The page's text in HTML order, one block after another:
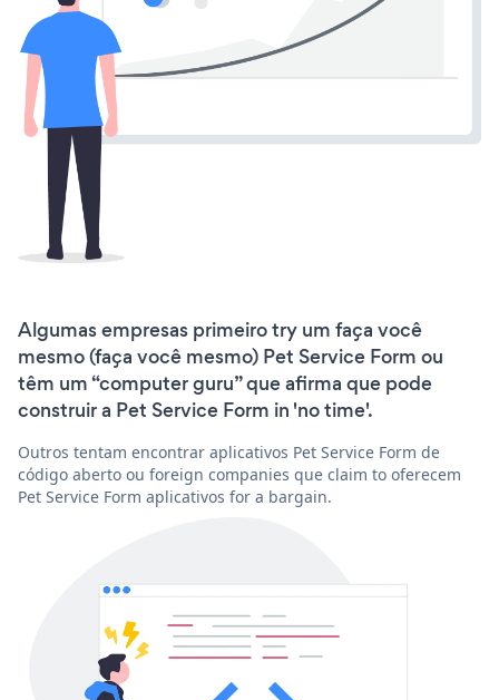
Algumas empresas primeiro try um faça você
mesmo (faça você mesmo) Pet Service Form ou
têm um “computer guru” que afirma que pode
construir a Pet Service Form in 'no time'.
Outros tentam encontrar aplicativos Pet Service Form de
código aberto ou foreign companies que claim to oferecem
Pet Service Form aplicativos for a bargain.